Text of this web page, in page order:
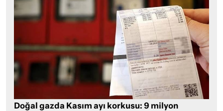
Doğal gazda Kasım ayı korkusu: 9 milyon